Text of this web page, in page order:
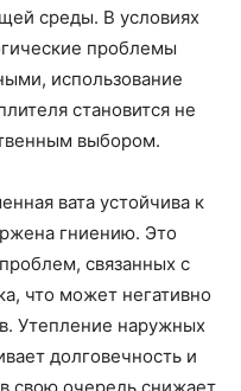
среды. В условиях
проблемы
использование
становится не
выбором.
вата устойчива к
гниению. Это
связанных с
что может негативно
Утепление наружных
долговечность и